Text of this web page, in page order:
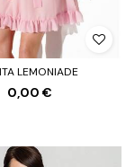
LEMONIADE
0,00 €